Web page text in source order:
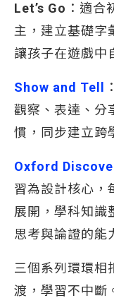
Let’s Go ：適合
主，建立基礎字
讓孩子在遊戲中
Show and Tell
觀察、表達、分
慣，同步建立跨
Oxford
習為設計核心，
展開，學科知識
思考與論證的能
三個系列環環相
渡，學習不中斷